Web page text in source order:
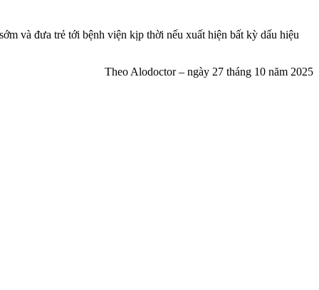
và đưa trẻ tới bệnh viện kịp thời nếu xuất hiện bất kỳ dấu hiệu
Theo Alodoctor – ngày 27 tháng 10 năm 2025